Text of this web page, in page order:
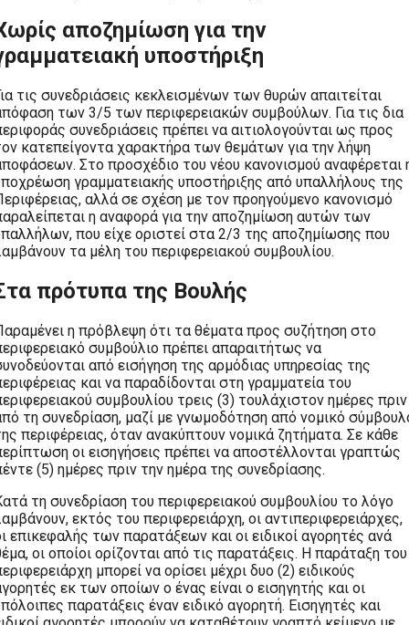
αποζημίωση για την
υποστήριξη
τις συνεδριάσεις κεκλεισμένων των θυρών απαιτείται
των 3/5 των περιφερειακών συμβούλων. Για τις δια
συνεδριάσεις πρέπει να αιτιολογούνται ως προς
κατεπείγοντα χαρακτήρα των θεμάτων για την λήψη
Στο προσχέδιο του νέου κανονισμού αναφέρεται
γραμματειακής υποστήριξης από υπαλλήλους της
αλλά σε σχέση με τον προηγούμενο κανονισμό
η αναφορά για την αποζημίωση αυτών των
που είχε οριστεί στα 2/3 της αποζημίωσης που
τα μέλη του περιφερειακού συμβουλίου.
πρότυπα της Βουλής
η πρόβλεψη ότι τα θέματα προς συζήτηση στο
συμβούλιο πρέπει απαραιτήτως να
από εισήγηση της αρμόδιας υπηρεσίας της
και να παραδίδονται στη γραμματεία του
συμβουλίου τρεις (3) τουλάχιστον ημέρες πριν
τη συνεδρίαση, μαζί με γνωμοδότηση από νομικό
περιφέρειας, όταν ανακύπτουν νομικά ζητήματα. Σε κάθε
οι εισηγήσεις πρέπει να αποστέλλονται γραπτώς
(5) ημέρες πριν την ημέρα της συνεδρίασης.
τη συνεδρίαση του περιφερειακού συμβουλίου το λόγο
εκτός του περιφερειάρχη, οι αντιπεριφερειάρχες,
επικεφαλής των παρατάξεων και οι ειδικοί αγορητές ανά
οι οποίοι ορίζονται από τις παρατάξεις. Η παράταξη του
μπορεί να ορίσει μέχρι δυο (2) ειδικούς
εκ των οποίων ο ένας είναι ο εισηγητής και οι
παρατάξεις έναν ειδικό αγορητή. Εισηγητές και